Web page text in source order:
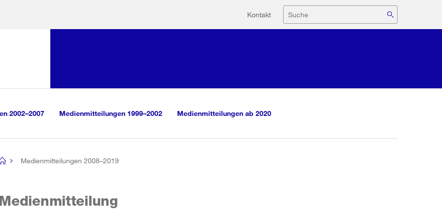
Hilfsnavigation
Kontakt Suche
2002–2007 Medienmitteilungen 1999–2002 Medienmitteilungen ab 2020
Medienmitteilungen 2008–2019